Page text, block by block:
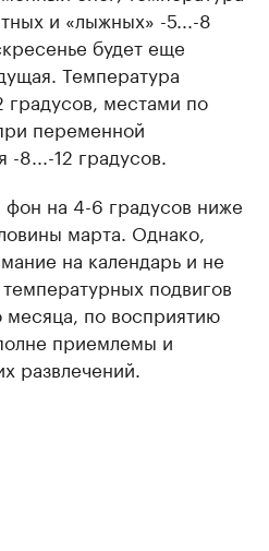
и «лыжных» -5...-8
будет еще
Температура
градусов, местами по
переменной
-8...-12 градусов.
на 4-6 градусов ниже
марта. Однако,
на календарь и не
подвигов
месяца, по восприятию
приемлемы и
развлечений.